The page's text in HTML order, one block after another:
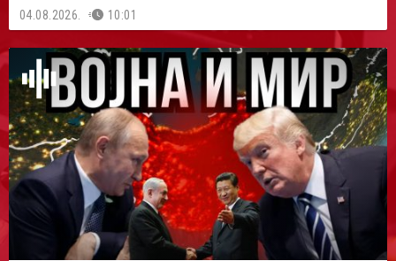
04.08.2026. 10:01